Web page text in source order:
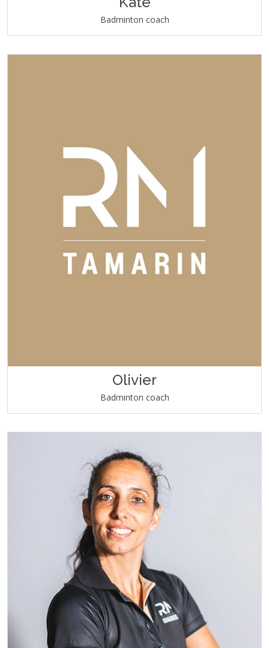
Badminton coach
Olivier
Badminton coach